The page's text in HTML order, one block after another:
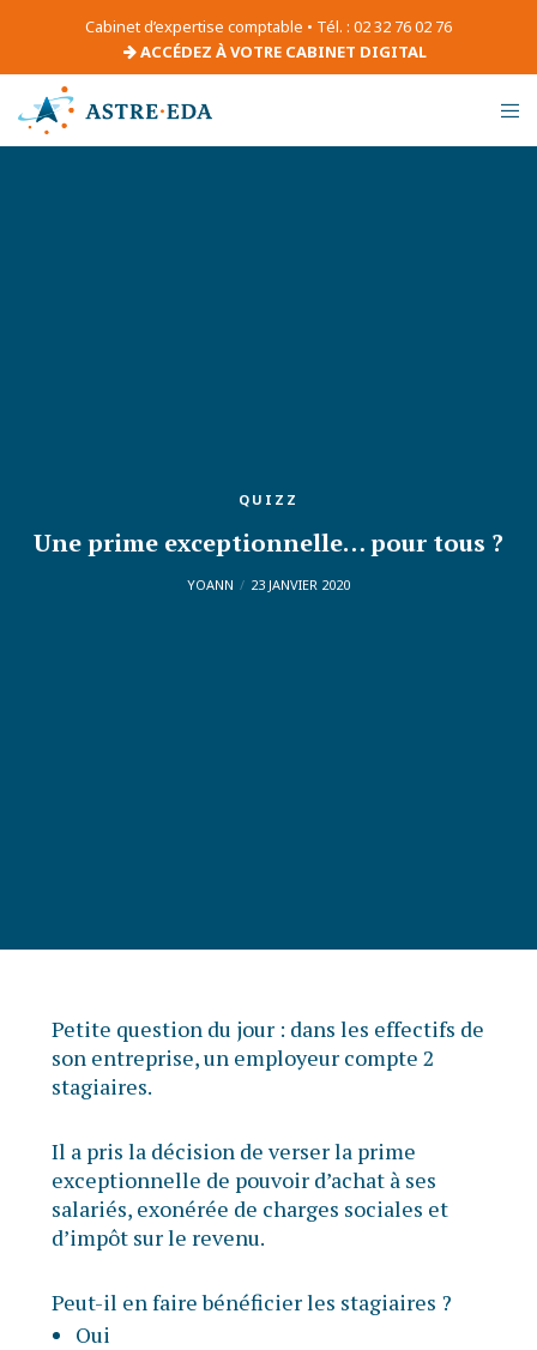
Cabinet d’expertise comptable • Tél. : 02 32 76 02 76
ACCÉDEZ À VOTRE CABINET DIGITAL
QUIZZ
Une prime exceptionnelle… pour tous ?
YOANN 23 JANVIER 2020
Petite question du jour : dans les effectifs de
son entreprise, un employeur compte 2
stagiaires.
Il a pris la décision de verser la prime
exceptionnelle de pouvoir d’achat à ses
salariés, exonérée de charges sociales et
d’impôt sur le revenu.
Peut-il en faire bénéficier les stagiaires ?
Oui